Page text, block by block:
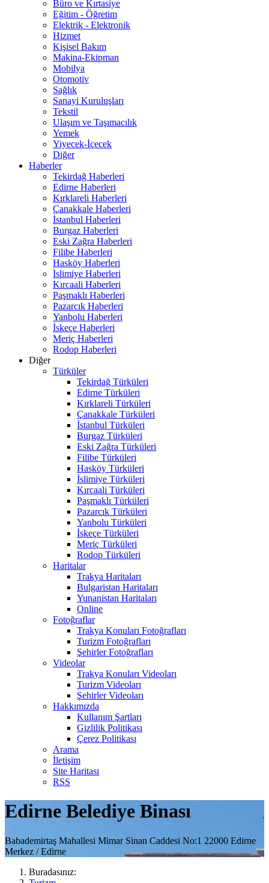
Büro ve Kırtasiye
Eğitim - Öğretim
Elektrik - Elektronik
Hizmet
Kişisel Bakım
Makina-Ekipman
Mobilya
Otomotiv
Sağlık
Sanayi Kuruluşları
Tekstil
Ulaşım ve Taşımacılık
Yemek
Yiyecek-İçecek
Diğer
Haberler
Tekirdağ Haberleri
Edirne Haberleri
Kırklareli Haberleri
Çanakkale Haberleri
İstanbul Haberleri
Burgaz Haberleri
Eski Zağra Haberleri
Filibe Haberleri
Hasköy Haberleri
İslimiye Haberleri
Kırcaali Haberleri
Paşmaklı Haberleri
Pazarcık Haberleri
Yanbolu Haberleri
İskeçe Haberleri
Meriç Haberleri
Rodop Haberleri
Diğer
Türküler
Tekirdağ Türküleri
Edirne Türküleri
Kırklareli Türküleri
Çanakkale Türküleri
İstanbul Türküleri
Burgaz Türküleri
Eski Zağra Türküleri
Filibe Türküleri
Hasköy Türküleri
İslimiye Türküleri
Kırcaali Türküleri
Paşmaklı Türküleri
Pazarcık Türküleri
Yanbolu Türküleri
İskeçe Türküleri
Meriç Türküleri
Rodop Türküleri
Haritalar
Trakya Haritaları
Bulgaristan Haritaları
Yunanistan Haritaları
Online
Fotoğraflar
Trakya Konuları Fotoğrafları
Turizm Fotoğrafları
Şehirler Fotoğrafları
Videolar
Trakya Konuları Videoları
Turizm Videoları
Şehirler Videoları
Hakkımızda
Kullanım Şartları
Gizlilik Politikası
Çerez Politikası
Arama
İletişim
Site Haritası
RSS
Edirne Belediye Binası
Babademirtaş Mahallesi Mimar Sinan Caddesi No:1 22000 Edirne
Merkez / Edirne
Buradasınız: